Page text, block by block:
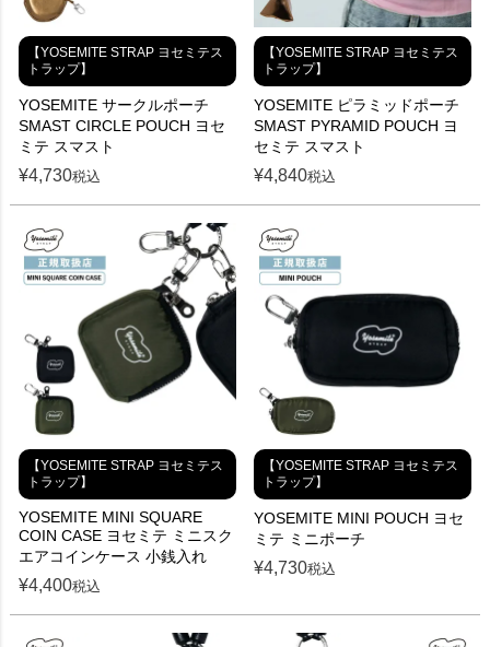
【YOSEMITE STRAP ヨセミテス
トラップ】
YOSEMITE サークルポーチ
SMAST CIRCLE POUCH ヨセ
ミテ スマスト
¥4,730税込
【YOSEMITE STRAP ヨセミテス
トラップ】
YOSEMITE ピラミッドポーチ
SMAST PYRAMID POUCH ヨ
セミテ スマスト
¥4,840税込
【YOSEMITE STRAP ヨセミテス
トラップ】
YOSEMITE MINI SQUARE
COIN CASE ヨセミテ ミニスク
エアコインケース 小銭入れ
¥4,400税込
【YOSEMITE STRAP ヨセミテス
トラップ】
YOSEMITE MINI POUCH ヨセ
ミテ ミニポーチ
¥4,730税込